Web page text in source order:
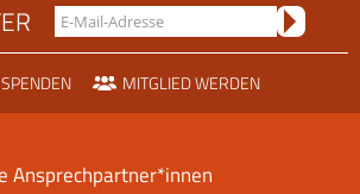
MITGLIED WERDEN
Ansprechpartner*innen